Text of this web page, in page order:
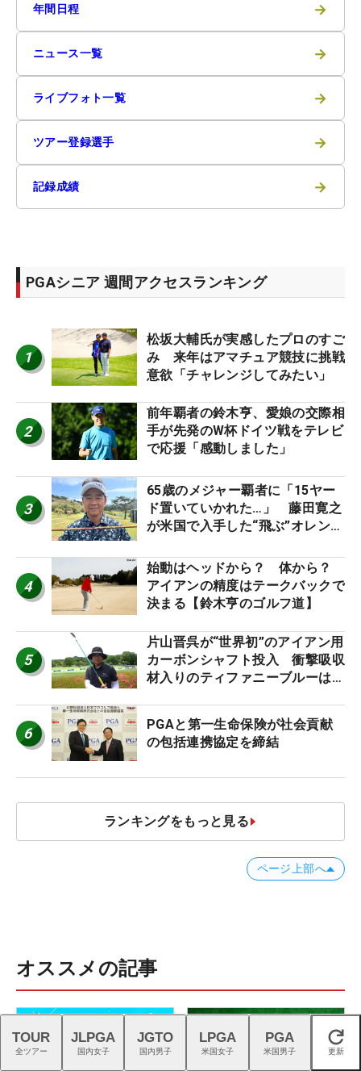
年間日程 →
ニュース一覧 →
ライブフォト一覧 →
ツアー登録選手 →
記録成績 →
PGAシニア 週間アクセスランキング
1
松坂大輔氏が実感したプロのすご
み 来年はアマチュア競技に挑戦
意欲「チャレンジしてみたい」
2
前年覇者の鈴木亨、愛娘の交際相
手が先発のW杯ドイツ戦をテレビ
で応援「感動しました」
3
65歳のメジャー覇者に「15ヤー
ド置いていかれた…」 藤田寛之
が米国で入手した“飛ぶ”オレンジ
4
始動はヘッドから？ 体から？
アイアンの精度はテークバックで
決まる【鈴木亨のゴルフ道】
5
片山晋呉が“世界初”のアイアン用
カーボンシャフト投入 衝撃吸収
材入りのティファニーブルーは
6
PGAと第一生命保険が社会貢献
の包括連携協定を締結
ランキングをもっと見る
ページ上部へ
オススメの記事
閉じる
TOUR
全ツアー
JLPGA
国内女子
JGTO
国内男子
LPGA
米国女子
PGA
米国男子 更新